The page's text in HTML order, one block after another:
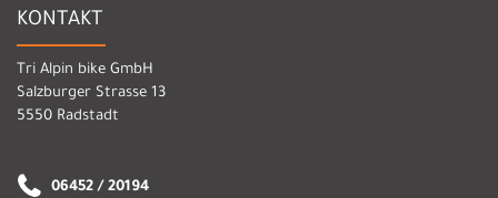
KONTAKT
Tri Alpin bike GmbH
Salzburger Strasse 13
5550 Radstadt
06452 / 20194